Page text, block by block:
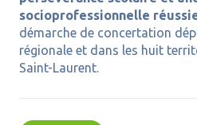
socioprofessionnelle
démarche de concertation
régionale et dans les huit
Saint-Laurent.